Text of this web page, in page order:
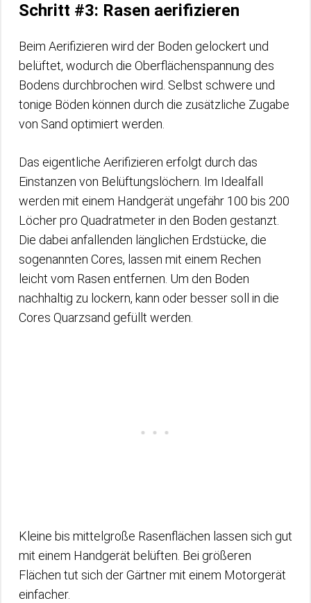
Schritt #3: Rasen aerifizieren
Beim Aerifizieren wird der Boden gelockert und
belüftet, wodurch die Oberflächenspannung des
Bodens durchbrochen wird. Selbst schwere und
tonige Böden können durch die zusätzliche Zugabe
von Sand optimiert werden.
Das eigentliche Aerifizieren erfolgt durch das
Einstanzen von Belüftungslöchern. Im Idealfall
werden mit einem Handgerät ungefähr 100 bis 200
Löcher pro Quadratmeter in den Boden gestanzt.
Die dabei anfallenden länglichen Erdstücke, die
sogenannten Cores, lassen mit einem Rechen
leicht vom Rasen entfernen. Um den Boden
nachhaltig zu lockern, kann oder besser soll in die
Cores Quarzsand gefüllt werden.
Kleine bis mittelgroße Rasenflächen lassen sich gut
mit einem Handgerät belüften. Bei größeren
Flächen tut sich der Gärtner mit einem Motorgerät
einfacher.